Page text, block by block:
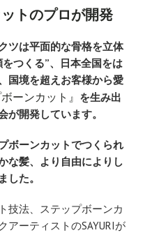
トのプロが開発
ツは平面的な骨格を立体
つくる”、日本全国をは
国境を超えお客様から愛
ーンカット』 を生み出
が開発しています。
ボーンカットでつくられ
な髪、より自由によりし
した。
技法、ステップボーンカ
アーティストのSAYURIが